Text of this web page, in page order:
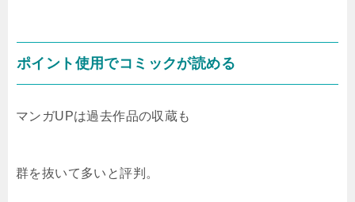
ポイント使用でコミックが読める
マンガUPは過去作品の収蔵も
群を抜いて多いと評判。